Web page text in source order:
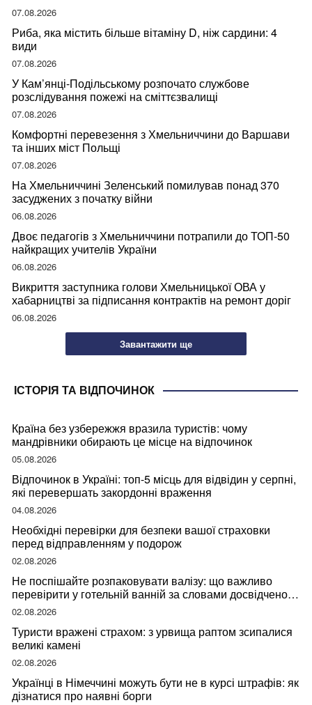
07.08.2026
Риба, яка містить більше вітаміну D, ніж сардини: 4
види
07.08.2026
У Кам’янці-Подільському розпочато службове
розслідування пожежі на сміттєзвалищі
07.08.2026
Комфортні перевезення з Хмельниччини до Варшави
та інших міст Польщі
07.08.2026
На Хмельниччині Зеленський помилував понад 370
засуджених з початку війни
06.08.2026
Двоє педагогів з Хмельниччини потрапили до ТОП-50
найкращих учителів України
06.08.2026
Викриття заступника голови Хмельницької ОВА у
хабарництві за підписання контрактів на ремонт доріг
06.08.2026
Завантажити ще
ІСТОРІЯ ТА ВІДПОЧИНОК
Країна без узбережжя вразила туристів: чому
мандрівники обирають це місце на відпочинок
05.08.2026
Відпочинок в Україні: топ-5 місць для відвідин у серпні,
які перевершать закордонні враження
04.08.2026
Необхідні перевірки для безпеки вашої страховки
перед відправленням у подорож
02.08.2026
Не поспішайте розпаковувати валізу: що важливо
перевірити у готельній ванній за словами досвідченої
мандрівниці
02.08.2026
Туристи вражені страхом: з урвища раптом зсипалися
великі камені
02.08.2026
Українці в Німеччині можуть бути не в курсі штрафів: як
дізнатися про наявні борги